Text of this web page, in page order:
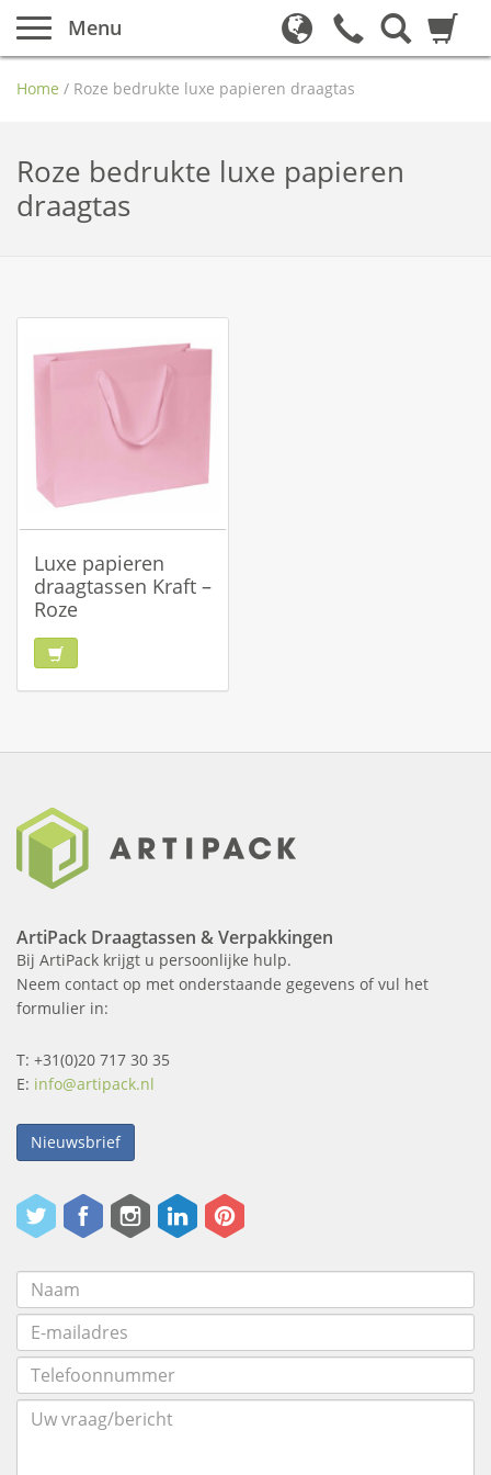
Menu
Home / Roze bedrukte luxe papieren draagtas
Roze bedrukte luxe papieren
draagtas
Luxe papieren
draagtassen Kraft –
Roze
ArtiPack Draagtassen & Verpakkingen
Bij ArtiPack krijgt u persoonlijke hulp.
Neem contact op met onderstaande gegevens of vul het
formulier in:
T: +31(0)20 717 30 35
E: info@artipack.nl
Nieuwsbrief